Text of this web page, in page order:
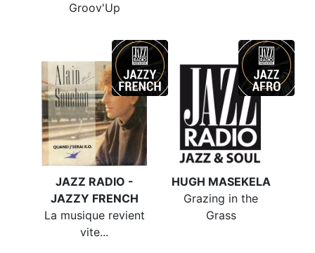
Groov'Up
JAZZ RADIO -
JAZZY FRENCH
La musique revient
vite...
HUGH MASEKELA
Grazing in the
Grass